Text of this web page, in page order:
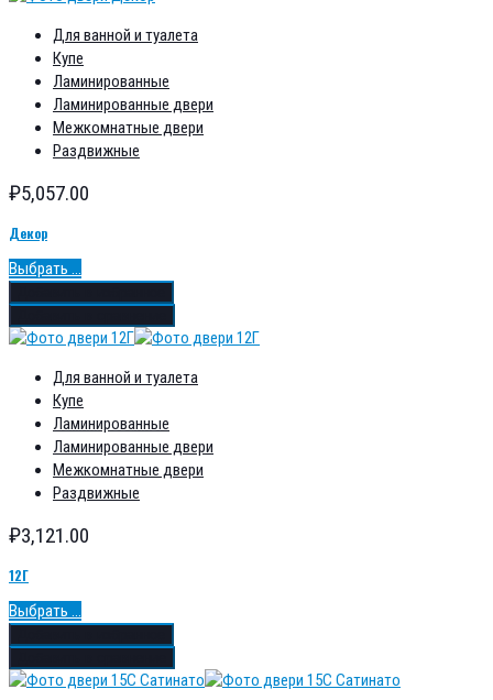
Для ванной и туалета
Купе
Ламинированные
Ламинированные двери
Межкомнатные двери
Раздвижные
₽5,057.00
Декор
Выбрать ...
Для ванной и туалета
Купе
Ламинированные
Ламинированные двери
Межкомнатные двери
Раздвижные
₽3,121.00
12Г
Выбрать ...